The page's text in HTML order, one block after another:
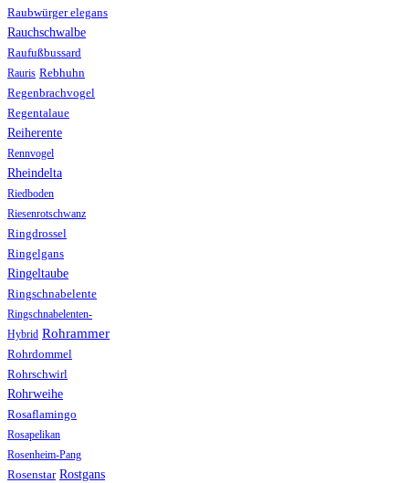
Raubwürger elegans
Rauchschwalbe
Raufußbussard
Rauris Rebhuhn
Regenbrachvogel
Regentalaue
Reiherente
Rennvogel
Rheindelta
Riedboden
Riesenrotschwanz
Ringdrossel
Ringelgans
Ringeltaube
Ringschnabelente
Ringschnabelenten-
Hybrid Rohrammer
Rohrdommel
Rohrschwirl
Rohrweihe
Rosaflamingo
Rosapelikan
Rosenheim-Pang
Rosenstar Rostgans